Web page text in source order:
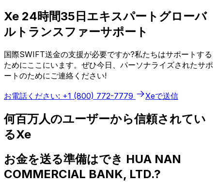
Xe 24時間35日エキスパートグローバ
ルトランスファーサポート
国際SWIFT送金の支援が必要ですか?私たちはサポートする
ためにここにいます。ぜひ今日、パーソナライズされたサポ
ートのためにご連絡ください!
お電話ください: +1 (800) 772-7779 Xeで送信
何百万人のユーザーから信頼されてい
るXe
お金を送る準備はでき HUA NAN
COMMERCIAL BANK, LTD.?